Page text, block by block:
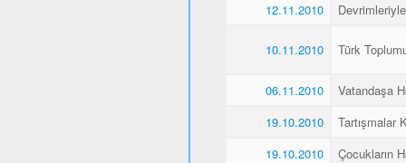
12.11.2010
10.11.2010 Türk
06.11.2010
Vatandaşa
19.10.2010
Tartışmalar
19.10.2010
Çocukların